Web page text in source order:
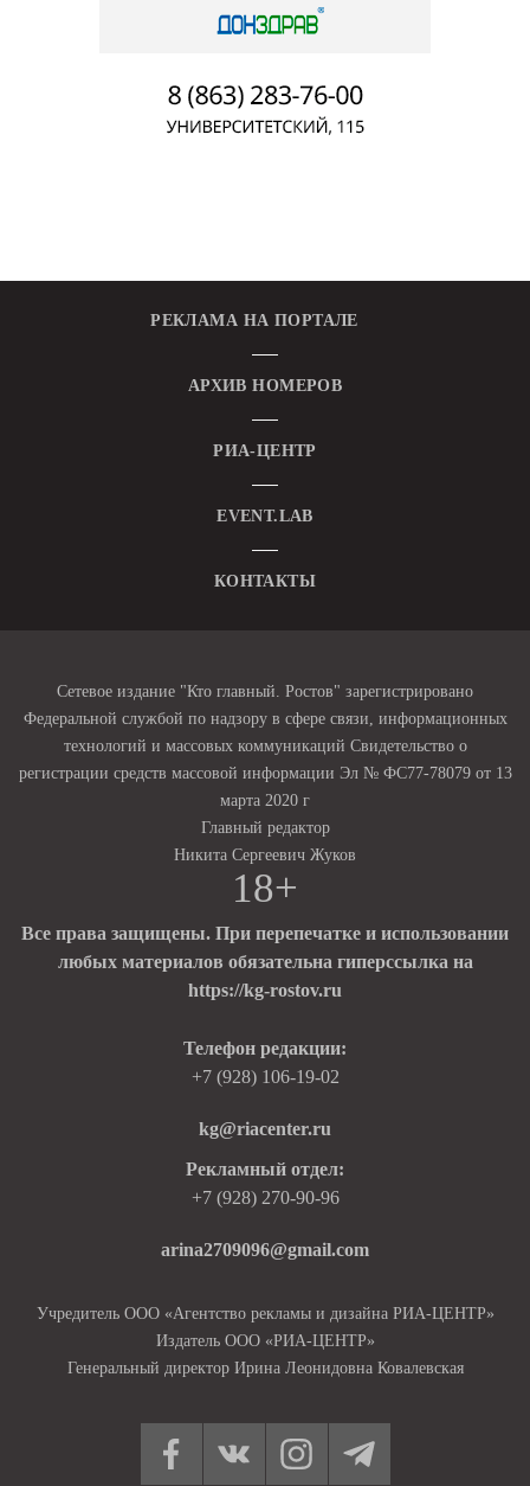
РЕКЛАМА НА ПОРТАЛЕ
АРХИВ НОМЕРОВ
РИА-ЦЕНТР
EVENT.LAB
КОНТАКТЫ
Сетевое издание "Кто главный. Ростов" зарегистрировано
Федеральной службой по надзору в сфере связи, информационных
технологий и массовых коммуникаций Свидетельство о
регистрации средств массовой информации Эл № ФС77-78079 от 13
марта 2020 г
Главный редактор
Никита Сергеевич Жуков
18+
Все права защищены. При перепечатке и использовании
любых материалов обязательна гиперссылка на
https://kg-rostov.ru
Телефон редакции:
+7 (928) 106-19-02
kg@riacenter.ru
Рекламный отдел:
+7 (928) 270-90-96
arina2709096@gmail.com
Учредитель ООО «Агентство рекламы и дизайна РИА-ЦЕНТР»
Издатель ООО «РИА-ЦЕНТР»
Генеральный директор Ирина Леонидовна Ковалевская